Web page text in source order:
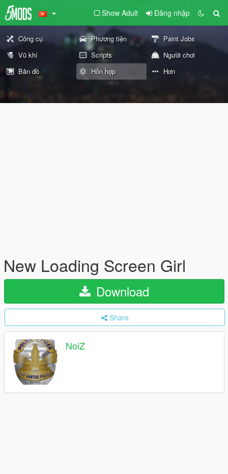
Show Adult Đăng nhập
Công cụ Phương tiện
Paint Jobs
Vũ khí
Scripts
Người chơi
Bản đồ
Hỗn hợp Hơn
New Loading Screen Girl
Download
Share
NoiZ